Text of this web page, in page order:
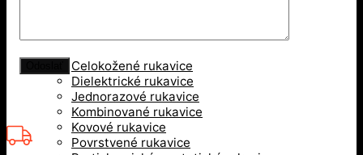
Celokožené rukavice
Dielektrické rukavice
Jednorazové rukavice
Kombinované rukavice
Kovové rukavice
Povrstvené rukavice